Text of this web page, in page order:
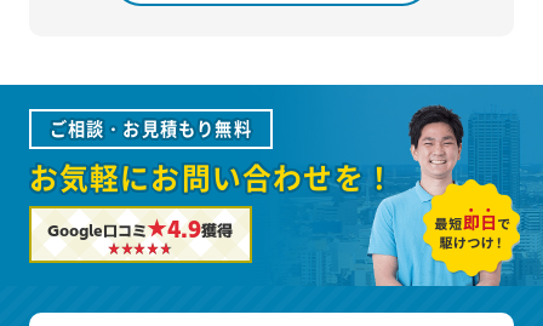
ご相談・お見積もり無料
お気軽にお問い合わせを！
Google口コミ★4.9獲得